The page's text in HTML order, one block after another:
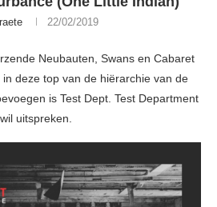
22/02/2019
Neubauten, Swans en Cabaret
deze top van de hiërarchie van de
is Test Dept. Test Department
uitspreken.